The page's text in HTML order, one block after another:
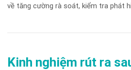
về tăng cường rà soát, kiểm tra phát
Kinh nghiệm rút ra